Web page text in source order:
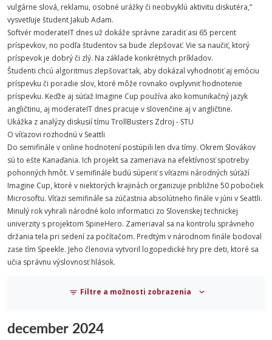
vulgárne slová, reklamu, osobné urážky či neobvyklú aktivitu diskutéra,“
vysvetľuje študent Jakub Adam.
Softvér moderateIT dnes už dokáže správne zaradiť asi 65 percent
príspevkov, no podľa študentov sa bude zlepšovať. Vie sa naučiť, ktorý
príspevok je dobrý či zlý. Na základe konkrétnych príkladov.
Študenti chcú algoritmus zlepšovať tak, aby dokázal vyhodnotiť aj emóciu
príspevku či poradie slov, ktoré môže rovnako ovplyvniť hodnotenie
príspevku. Keďže aj súťaž Imagine Cup používa ako komunikačný jazyk
angličtinu, aj moderateIT dnes pracuje v slovenčine aj v angličtine.
Ukážka z analýzy diskusií tímu TrollBusters Zdroj - STU
O víťazovi rozhodnú v Seattli
Do semifinále v online hodnotení postúpili len dva tímy. Okrem Slovákov
sú to ešte Kanaďania. Ich projekt sa zameriava na efektívnosť spotreby
pohonných hmôt. V semifinále budú súperiť s víťazmi národných súťaží
Imagine Cup, ktoré v niektorých krajinách organizuje približne 50 pobočiek
Microsoftu. Víťazi semifinále sa zúčastnia absolútneho finále v júni v Seattli.
Minulý rok vyhrali národné kolo informatici zo Slovenskej technickej
univerzity s projektom SpineHero. Zameriaval sa na kontrolu správneho
držania tela pri sedení za počítačom. Predtým v národnom finále bodoval
zase tím Speekle. Jeho členovia vytvoril logopedické hry pre deti, ktoré sa
učia správnu výslovnosť hlások.
Filtre a možnosti zobrazenia
december 2024